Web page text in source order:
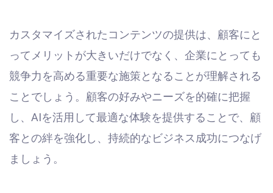
カスタマイズされたコンテンツの提供は、顧客にと
ってメリットが大きいだけでなく、企業にとっても
競争力を高める重要な施策となることが理解される
ことでしょう。顧客の好みやニーズを的確に把握
し、AIを活用して最適な体験を提供することで、顧
客との絆を強化し、持続的なビジネス成功につなげ
ましょう。